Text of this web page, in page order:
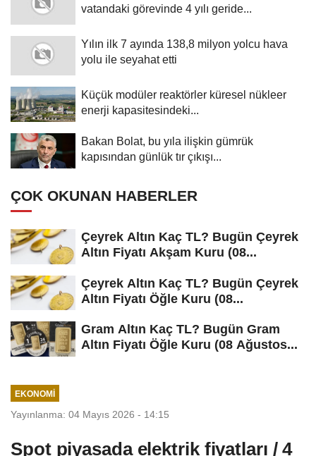
vatandaki görevinde 4 yılı geride...
Yılın ilk 7 ayında 138,8 milyon yolcu hava
yolu ile seyahat etti
Küçük modüler reaktörler küresel nükleer
enerji kapasitesindeki...
Bakan Bolat, bu yıla ilişkin gümrük
kapısından günlük tır çıkışı...
ÇOK OKUNAN HABERLER
Çeyrek Altın Kaç TL? Bugün Çeyrek
Altın Fiyatı Akşam Kuru (08...
Çeyrek Altın Kaç TL? Bugün Çeyrek
Altın Fiyatı Öğle Kuru (08...
Gram Altın Kaç TL? Bugün Gram
Altın Fiyatı Öğle Kuru (08 Ağustos...
EKONOMI
Yayınlanma: 04 Mayıs 2026 - 14:15
Spot piyasada elektrik fiyatları / 4